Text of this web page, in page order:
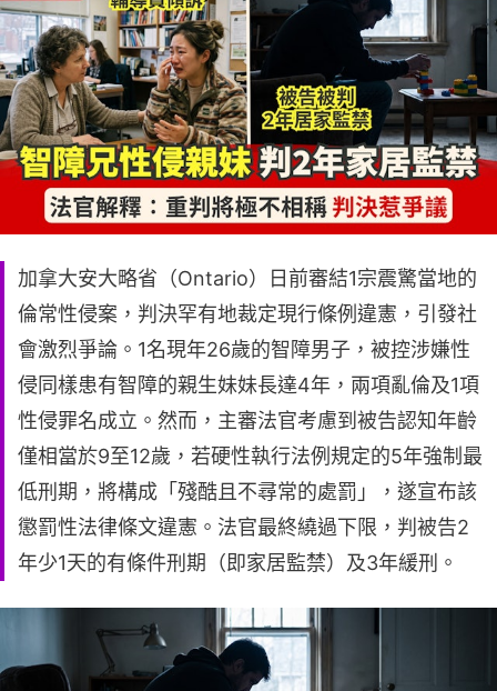
加拿大安大略省（Ontario）日前審結1宗震驚當地的
倫常性侵案，判決罕有地裁定現行條例違憲，引發社
會激烈爭論。1名現年26歲的智障男子，被控涉嫌性
侵同樣患有智障的親生妹妹長達4年，兩項亂倫及1項
性侵罪名成立。然而，主審法官考慮到被告認知年齡
僅相當於9至12歲，若硬性執行法例規定的5年強制最
低刑期，將構成「殘酷且不尋常的處罰」，遂宣布該
懲罰性法律條文違憲。法官最終繞過下限，判被告2
年少1天的有條件刑期（即家居監禁）及3年緩刑。